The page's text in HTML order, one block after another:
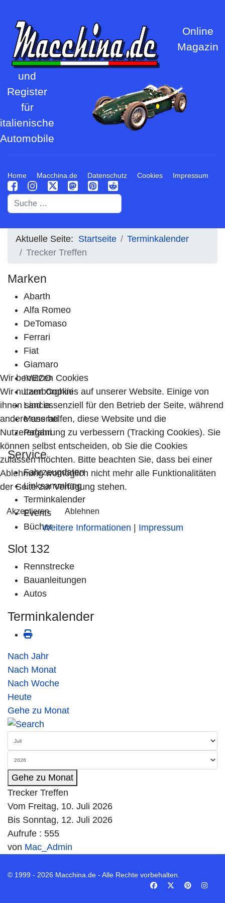
Online
Magazin
und
Register
für
italienische
Automobile
Home Macchina.de Datenschutz Cookies Impressum
Suchen
Aktuelle Seite: Startseite
Terminkalender
Trecker Treffen
Marken
Abarth
Alfa Romeo
DeTomaso
Ferrari
Fiat
Giamaro
IVECO
Lamborghini
Lancia
Maserati
Pagani
Service
Fahrzeugdaten
Linksammlung
Terminkalender
Events
Bücher
Slot 132
Rennstrecke
Bauanleitungen
Autos
Terminkalender
Nach Jahr
Nach Monat
Nach Woche
Heute
Gehe zu Monat
Gehe zu Monat
Trecker Treffen
Vom Freitag, 10. Juli 2026
Bis Sonntag, 12. Juli 2026
Aufrufe : 555
von Mac_Admin
© 1999 - 2026 Macchina.de - Alle Rechte vorbehalten.
Wir benutzen Cookies
Wir nutzen Cookies auf unserer Website. Einige von
ihnen sind essenziell für den Betrieb der Seite, während
andere uns helfen, diese Website und die
Nutzererfahrung zu verbessern (Tracking Cookies). Sie
können selbst entscheiden, ob Sie die Cookies
zulassen möchten. Bitte beachten Sie, dass bei einer
Ablehnung womöglich nicht mehr alle Funktionalitäten
der Seite zur Verfügung stehen.
Akzeptieren Ablehnen
Weitere Informationen Impressum